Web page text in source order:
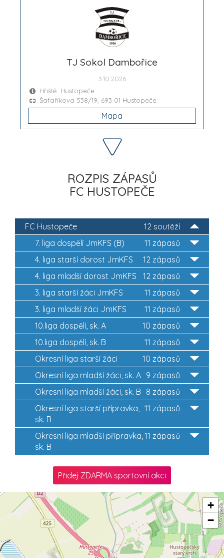
TJ Sokol Dambořice
3.10.2026
Hřiště: Hustopeče
Šafaříkova 538/19, 693 01 Hustopeče
Mapa
ROZPIS ZÁPASŮ
FC HUSTOPEČE
12 soutěží
FC Hustopeče
11 zápasů
7. liga dospělí JmKFS (B)
12 zápasů
4. liga starší dorost JmKFS
12 zápasů
4. liga mladší dorost JmKFS
11 zápasů
3. liga starší žáci JmKFS
11 zápasů
3. liga mladší žáci JmKFS
10 zápasů
10.liga dospělí, sk. A
11 zápasů
10.liga dospělí, sk. B
10 zápasů
Okresní liga starší žáci
9 zápasů
Okresní liga mladší žáci, sk. A
8 zápasů
Okresní liga mladší žáci, sk. B
11 zápasů
Okresní liga starší přípravka,
sk. B
11 zápasů
Okresní liga mladší přípravka,
sk. B
Přidej ZDARMA sportovní akci
+
−